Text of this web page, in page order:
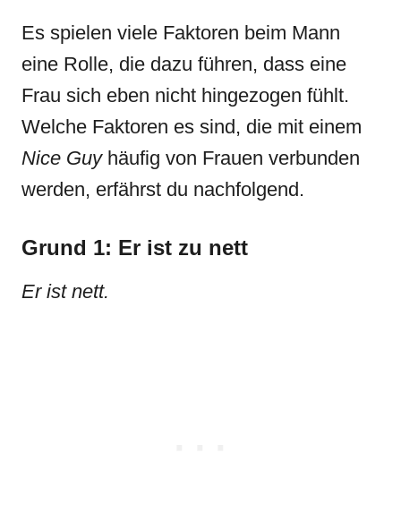
Es spielen viele Faktoren beim Mann
eine Rolle, die dazu führen, dass eine
Frau sich eben nicht hingezogen fühlt.
Welche Faktoren es sind, die mit einem
Nice Guyhäufig von Frauen verbunden
werden, erfährst du nachfolgend.
Grund 1: Er ist zu nett
Er ist nett.